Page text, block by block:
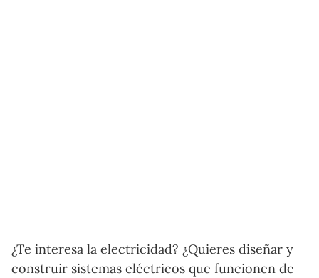
¿Te interesa la electricidad? ¿Quieres diseñar y
construir sistemas eléctricos que funcionen de